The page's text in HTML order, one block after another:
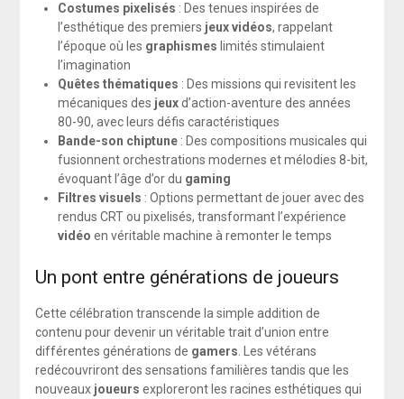
Costumes pixelisés : Des tenues inspirées de
l’esthétique des premiers jeux vidéos, rappelant
l’époque où les graphismes limités stimulaient
l’imagination
Quêtes thématiques : Des missions qui revisitent les
mécaniques des jeuxd’action-aventure des années
80-90, avec leurs défis caractéristiques
Bande-son chiptune: Des compositions musicales qui
fusionnent orchestrations modernes et mélodies 8-bit,
évoquant l’âge d’or du gaming
Filtres visuels : Options permettant de jouer avec des
rendus CRT ou pixelisés, transformant l’expérience
vidéo en véritable machine à remonter le temps
Un pont entre générations de joueurs
Cette célébration transcende la simple addition de
contenu pour devenir un véritable trait d’union entre
différentes générations de gamers. Les vétérans
redécouvriront des sensations familières tandis que les
nouveaux joueurs exploreront les racines esthétiques qui